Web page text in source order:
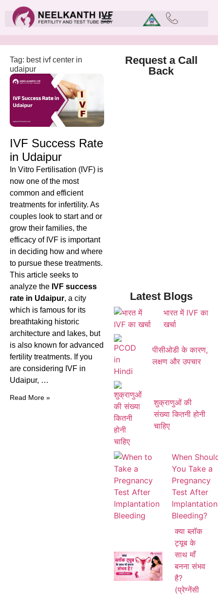
Tag: best ivf center in
udaipur
IVF Success Rate
in Udaipur
In Vitro Fertilisation (IVF) is
now one of the most
common and efficient
treatments for infertility. As
couples look to start and or
grow their families, the
efficacy of IVF is important
in deciding how and where
to pursue these treatments.
This article seeks to
analyze the IVF success
rate in Udaipur, a city
which is famous for its
breathtaking historic
architecture and lakes, but
is also known for advanced
fertility treatments. If you
are considering IVF in
Udaipur, …
Read More »
Request a Call
Back
Latest Blogs
भारत में IVF का
खर्चा
पीसीओडी के कारण,
लक्षण और उपचार
शुक्राणुओं की
संख्या कितनी होनी
चाहिए
When
You Take a
Pregnancy
Test After
Implantation
Bleeding?
क्या ब्लॉक
ट्यूब के
साथ माँ
बनना संभव
है?
(प्रेग्नेंसी